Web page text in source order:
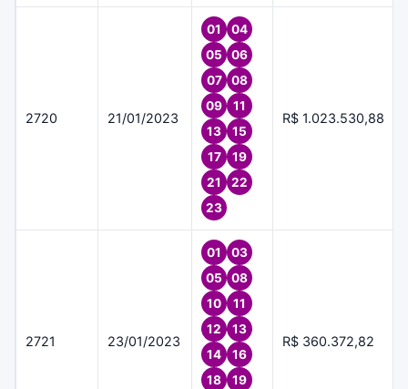
2720 21/01/2023
01
04
05
06
07
08
09
11
13
15
17
19
21
22
23
R$ 1.023.530,88
2721 23/01/2023
01
03
05
08
10
11
12
13
14
16
18
19
R$ 360.372,82